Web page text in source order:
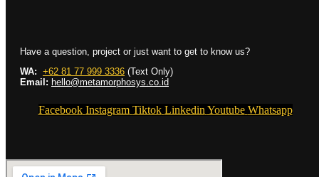
Have a question, project or just want to get to know us?
WA: +62 81 77 999 3336 (Text Only)
Email: hello@metamorphosys.co.id
Facebook Instagram Tiktok Linkedin Youtube Whatsapp